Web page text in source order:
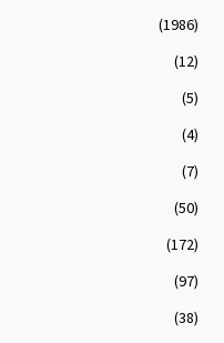
(1986)
(12)
(5)
(4)
(7)
(50)
(172)
(97)
(38)